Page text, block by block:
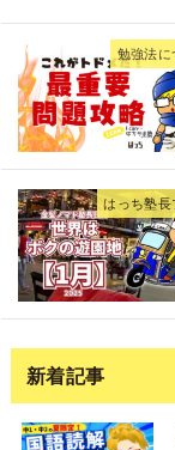
勉強法に
はっち塾長
新着記事